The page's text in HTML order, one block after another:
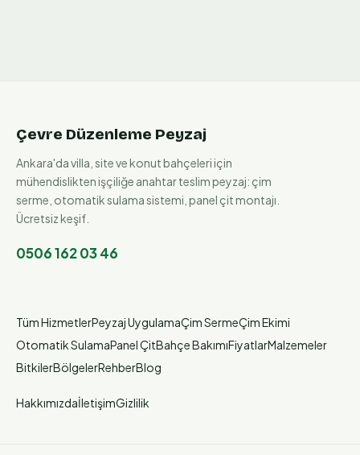
Çevre Düzenleme Peyzaj
Ankara'da villa, site ve konut bahçeleri için
mühendislikten işçiliğe anahtar teslim peyzaj: çim
serme, otomatik sulama sistemi, panel çit montajı.
Ücretsiz keşif.
0506 162 03 46
Tüm HizmetlerPeyzaj UygulamaÇim SermeÇim Ekimi
Otomatik SulamaPanel ÇitBahçe BakımıFiyatlarMalzemeler
BitkilerBölgelerRehberBlog
HakkımızdaİletişimGizlilik